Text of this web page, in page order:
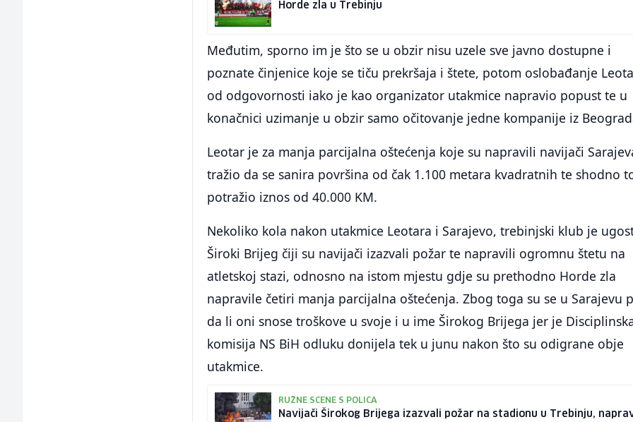
Horde zla u Trebinju
Međutim, sporno im je što se u obzir nisu uzele sve javno dostupne i
poznate činjenice koje se tiču prekršaja i štete, potom oslobađanje
od odgovornosti iako je kao organizator utakmice napravio popust te u
konačnici uzimanje u obzir samo očitovanje jedne kompanije iz
Leotar je za manja parcijalna oštećenja koje su napravili navijači
tražio da se sanira površina od čak 1.100 metara kvadratnih te shodno
potražio iznos od 40.000 KM.
Nekoliko kola nakon utakmice Leotara i Sarajevo, trebinjski klub je
Široki Brijeg čiji su navijači izazvali požar te napravili ogromnu štetu na
atletskoj stazi, odnosno na istom mjestu gdje su prethodno Horde zla
napravile četiri manja parcijalna oštećenja. Zbog toga su se u Sarajevu
da li oni snose troškove u svoje i u ime Širokog Brijega jer je
komisija NS BiH odluku donijela tek u junu nakon što su odigrane obje
utakmice.
RUŽNE SCENE S POLICA
Navijači Širokog Brijega izazvali požar na stadionu u Trebinju,